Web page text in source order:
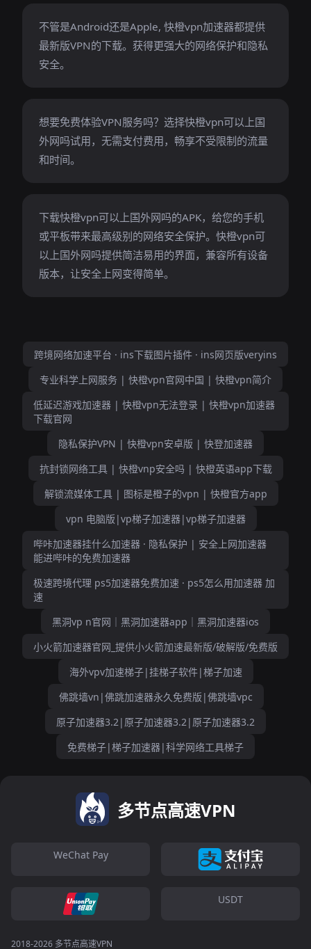
不管是Android还是Apple, 快橙vpn加速器都提供
最新版VPN的下载。获得更强大的网络保护和隐私
安全。
想要免费体验VPN服务吗？选择快橙vpn可以上国
外网吗试用，无需支付费用，畅享不受限制的流量
和时间。
下载快橙vpn可以上国外网吗的APK，给您的手机
或平板带来最高级别的网络安全保护。快橙vpn可
以上国外网吗提供简洁易用的界面，兼容所有设备
版本，让安全上网变得简单。
跨境网络加速平台 · ins下载图片插件 · ins网页版veryins
专业科学上网服务 | 快橙vpn官网中国 | 快橙vpn简介
低延迟游戏加速器 | 快橙vpn无法登录 | 快橙vpn加速器
下载官网
隐私保护VPN | 快橙vpn安卓版 | 快登加速器
抗封锁网络工具 | 快橙vnp安全吗 | 快橙英语app下载
解锁流媒体工具 | 图标是橙子的vpn | 快橙官方app
vpn 电脑版|vp梯子加速器|vp梯子加速器
哔咔加速器挂什么加速器 · 隐私保护 | 安全上网加速器
能进哔咔的免费加速器
极速跨境代理 ps5加速器免费加速 · ps5怎么用加速器 加
速
黑洞vp n官网｜黑洞加速器app｜黑洞加速器ios
小火箭加速器官网_提供小火箭加速最新版/破解版/免费版
海外vpv加速梯子|挂梯子软件|梯子加速
佛跳墙vn|佛跳加速器永久免费版|佛跳墙vpc
原子加速器3.2|原子加速器3.2|原子加速器3.2
免费梯子|梯子加速器|科学网络工具梯子
多节点高速VPN
WeChat Pay
USDT
2018-2026 多节点高速VPN